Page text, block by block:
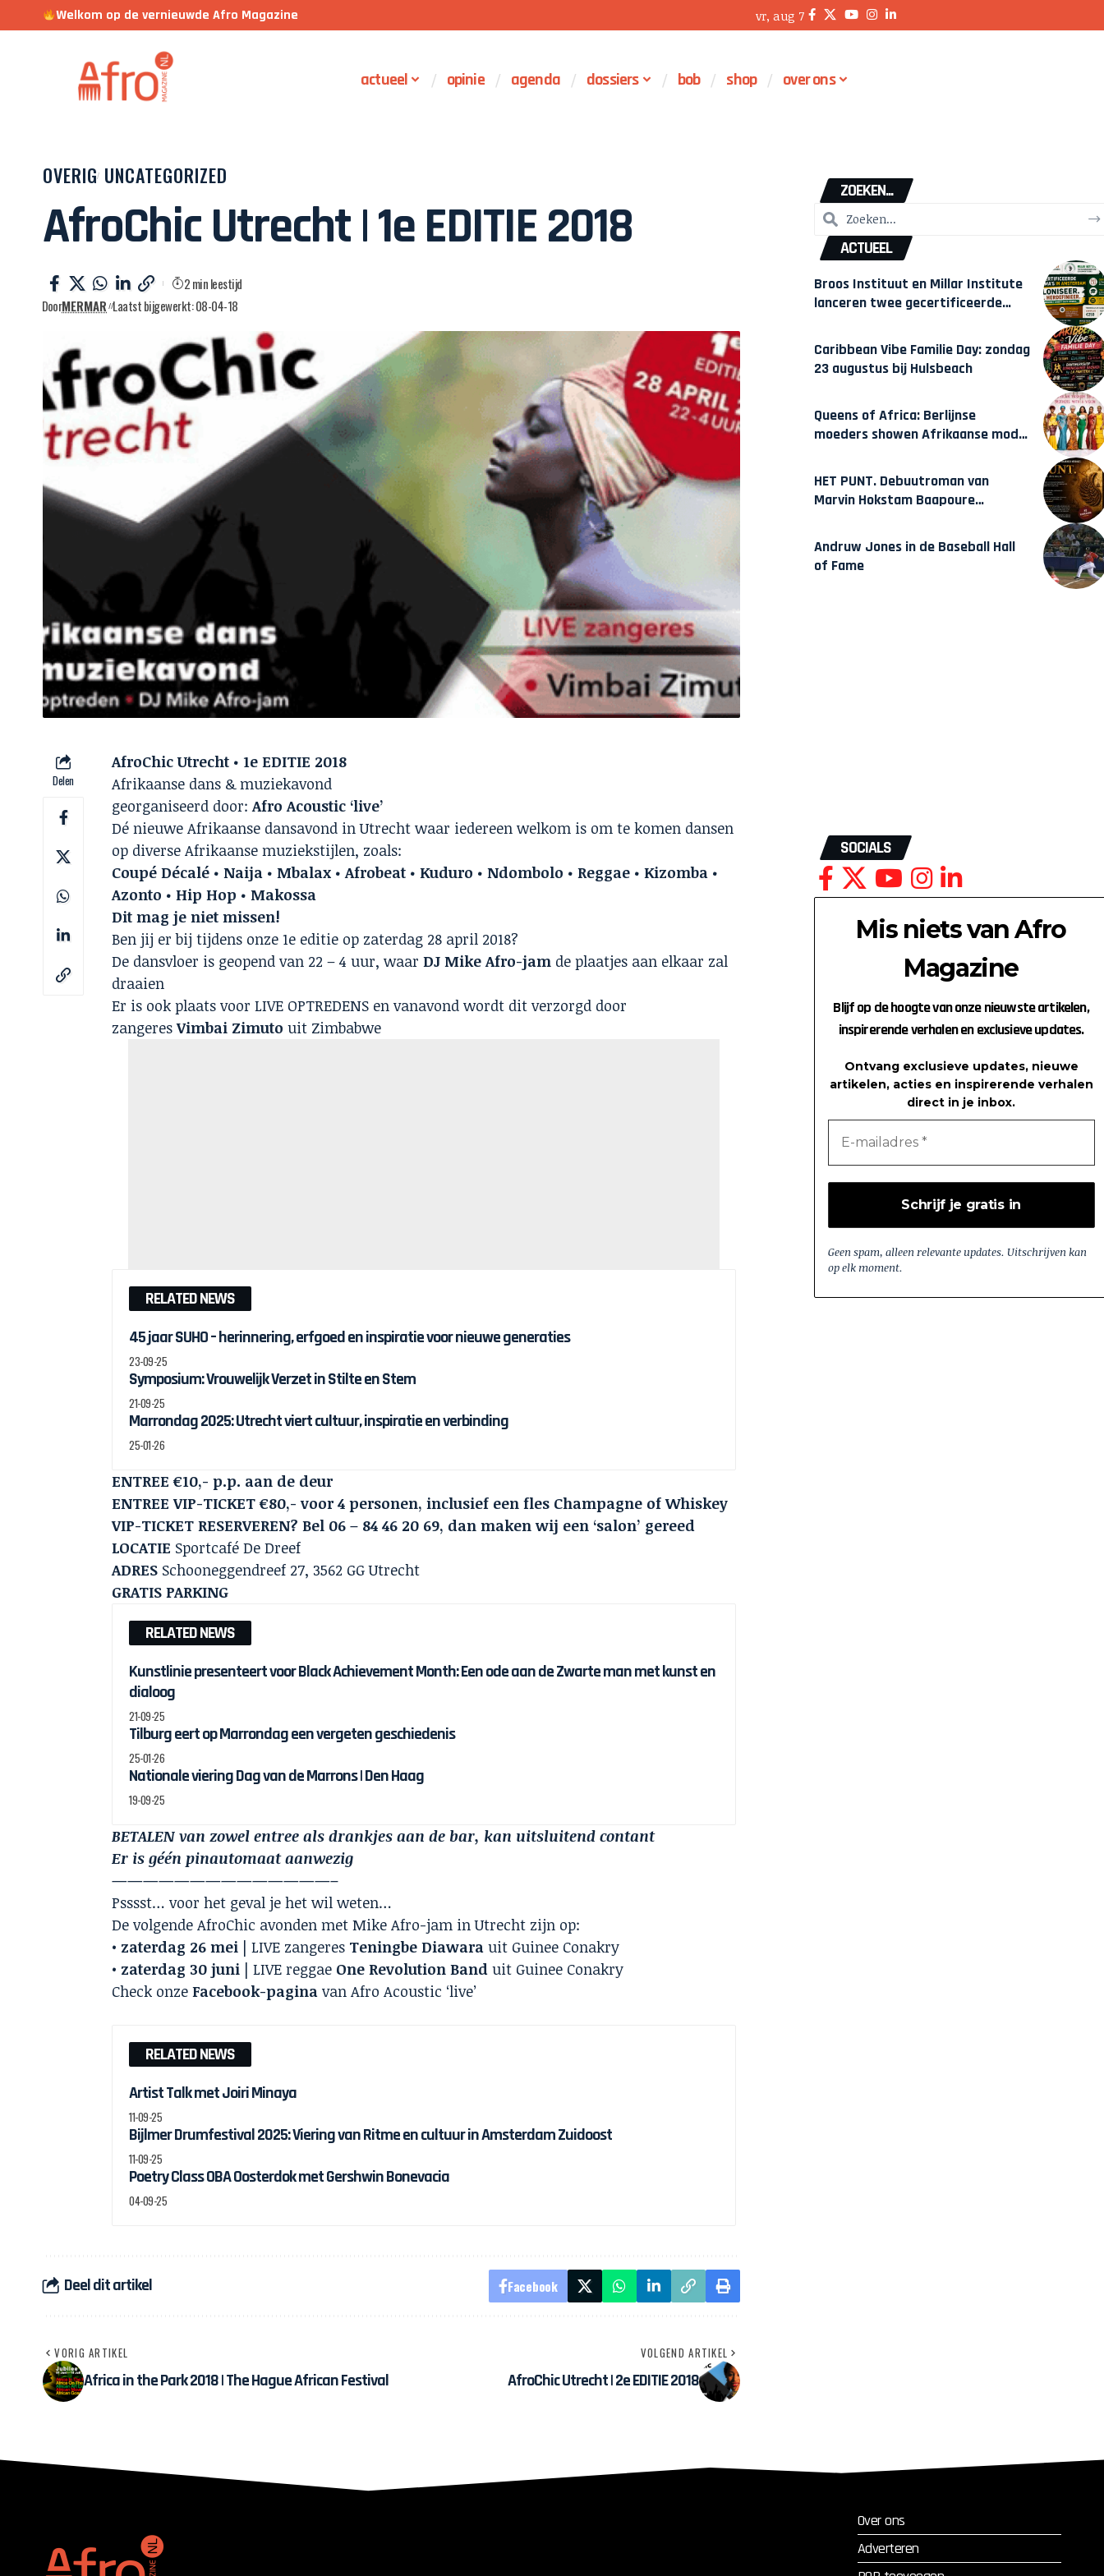
Welkom op de vernieuwde Afro Magazine vr, aug 7
actueel opinie agenda dossiers bob shop over ons
OVERIG UNCATEGORIZED
AfroChic Utrecht | 1e EDITIE 2018
DoorMERMAR Laatst bijgewerkt: 08-04-18
2 min leestijd
Delen
AfroChic Utrecht • 1e EDITIE 2018
Afrikaanse dans & muziekavond
georganiseerd door:Afro Acoustic ‘live’
Dé nieuwe Afrikaanse dansavond in Utrecht waar iedereen welkom is om te komen dansen
op diverse Afrikaanse muziekstijlen, zoals:
Coupé Décalé • Naija • Mbalax • Afrobeat • Kuduro • Ndombolo • Reggae • Kizomba •
Azonto • Hip Hop • Makossa
Dit mag je niet missen!
Ben jij er bij tijdens onze 1e editie op zaterdag 28 april 2018?
De dansvloer is geopend van 22 – 4 uur, waarDJ Mike Afro-jam de plaatjes aan elkaar zal
draaien
Er is ook plaats voor LIVE OPTREDENS en vanavond wordt dit verzorgd door
zangeresVimbai Zimuto uit Zimbabwe
RELATED NEWS
45 jaar SUHO – herinnering, erfgoed en inspiratie voor nieuwe generaties
23-09-25
Symposium: Vrouwelijk Verzet in Stilte en Stem
21-09-25
Marrondag 2025: Utrecht viert cultuur, inspiratie en verbinding
25-01-26
ENTREE €10,- p.p. aan de deur
ENTREE VIP-TICKET €80,- voor 4 personen, inclusief een fles Champagne of Whiskey
VIP-TICKET RESERVEREN? Bel 06 – 84 46 20 69, dan maken wij een ‘salon’ gereed
LOCATIE Sportcafé De Dreef
ADRES Schooneggendreef 27, 3562 GG Utrecht
GRATIS PARKING
RELATED NEWS
Kunstlinie presenteert voor Black Achievement Month: Een ode aan de Zwarte man met kunst en
dialoog
21-09-25
Tilburg eert op Marrondag een vergeten geschiedenis
25-01-26
Nationale viering Dag van de Marrons | Den Haag
19-09-25
BETALEN van zowel entree als drankjes aan de bar, kan uitsluitend contant
Er is géén pinautomaat aanwezig
——————————————–
Psssst… voor het geval je het wil weten…
De volgende AfroChic avonden met Mike Afro-jam in Utrecht zijn op:
• zaterdag 26 mei | LIVE zangeres Teningbe Diawara uit Guinee Conakry
• zaterdag 30 juni | LIVE reggae One Revolution Band uit Guinee Conakry
Check onzeFacebook-paginavan Afro Acoustic ‘live’
RELATED NEWS
Artist Talk met Joiri Minaya
11-09-25
Bijlmer Drumfestival 2025: Viering van Ritme en cultuur in Amsterdam Zuidoost
11-09-25
Poetry Class OBA Oosterdok met Gershwin Bonevacia
04-09-25
Deel dit artikel Facebook
VORIG ARTIKEL
Africa in the Park 2018 | The Hague African Festival
VOLGEND ARTIKEL
AfroChic Utrecht | 2e EDITIE 2018
ZOEKEN...
ACTUEEL
Broos Instituut en Millar Institute
lanceren twee gecertificeerde
Amsterdam
Caribbean Vibe Familie Day: zondag
23 augustus bij Hulsbeach
Queens of Africa: Berlijnse
moeders showen Afrikaanse mode
HET PUNT. Debuutroman van
Marvin Hokstam Baapoure
Andruw Jones in de Baseball Hall
of Fame
SOCIALS
Mis niets van Afro
Magazine
Blijf op de hoogte van onze nieuwste artikelen,
inspirerende verhalen en exclusieve updates.
Ontvang exclusieve updates, nieuwe
artikelen, acties en inspirerende verhalen
direct in je inbox.
Geen spam, alleen relevante updates. Uitschrijven kan
op elk moment.
Over ons
Adverteren